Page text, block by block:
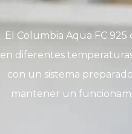
El Columbia Aqua FC
en diferentes
con un sistema
mantener un